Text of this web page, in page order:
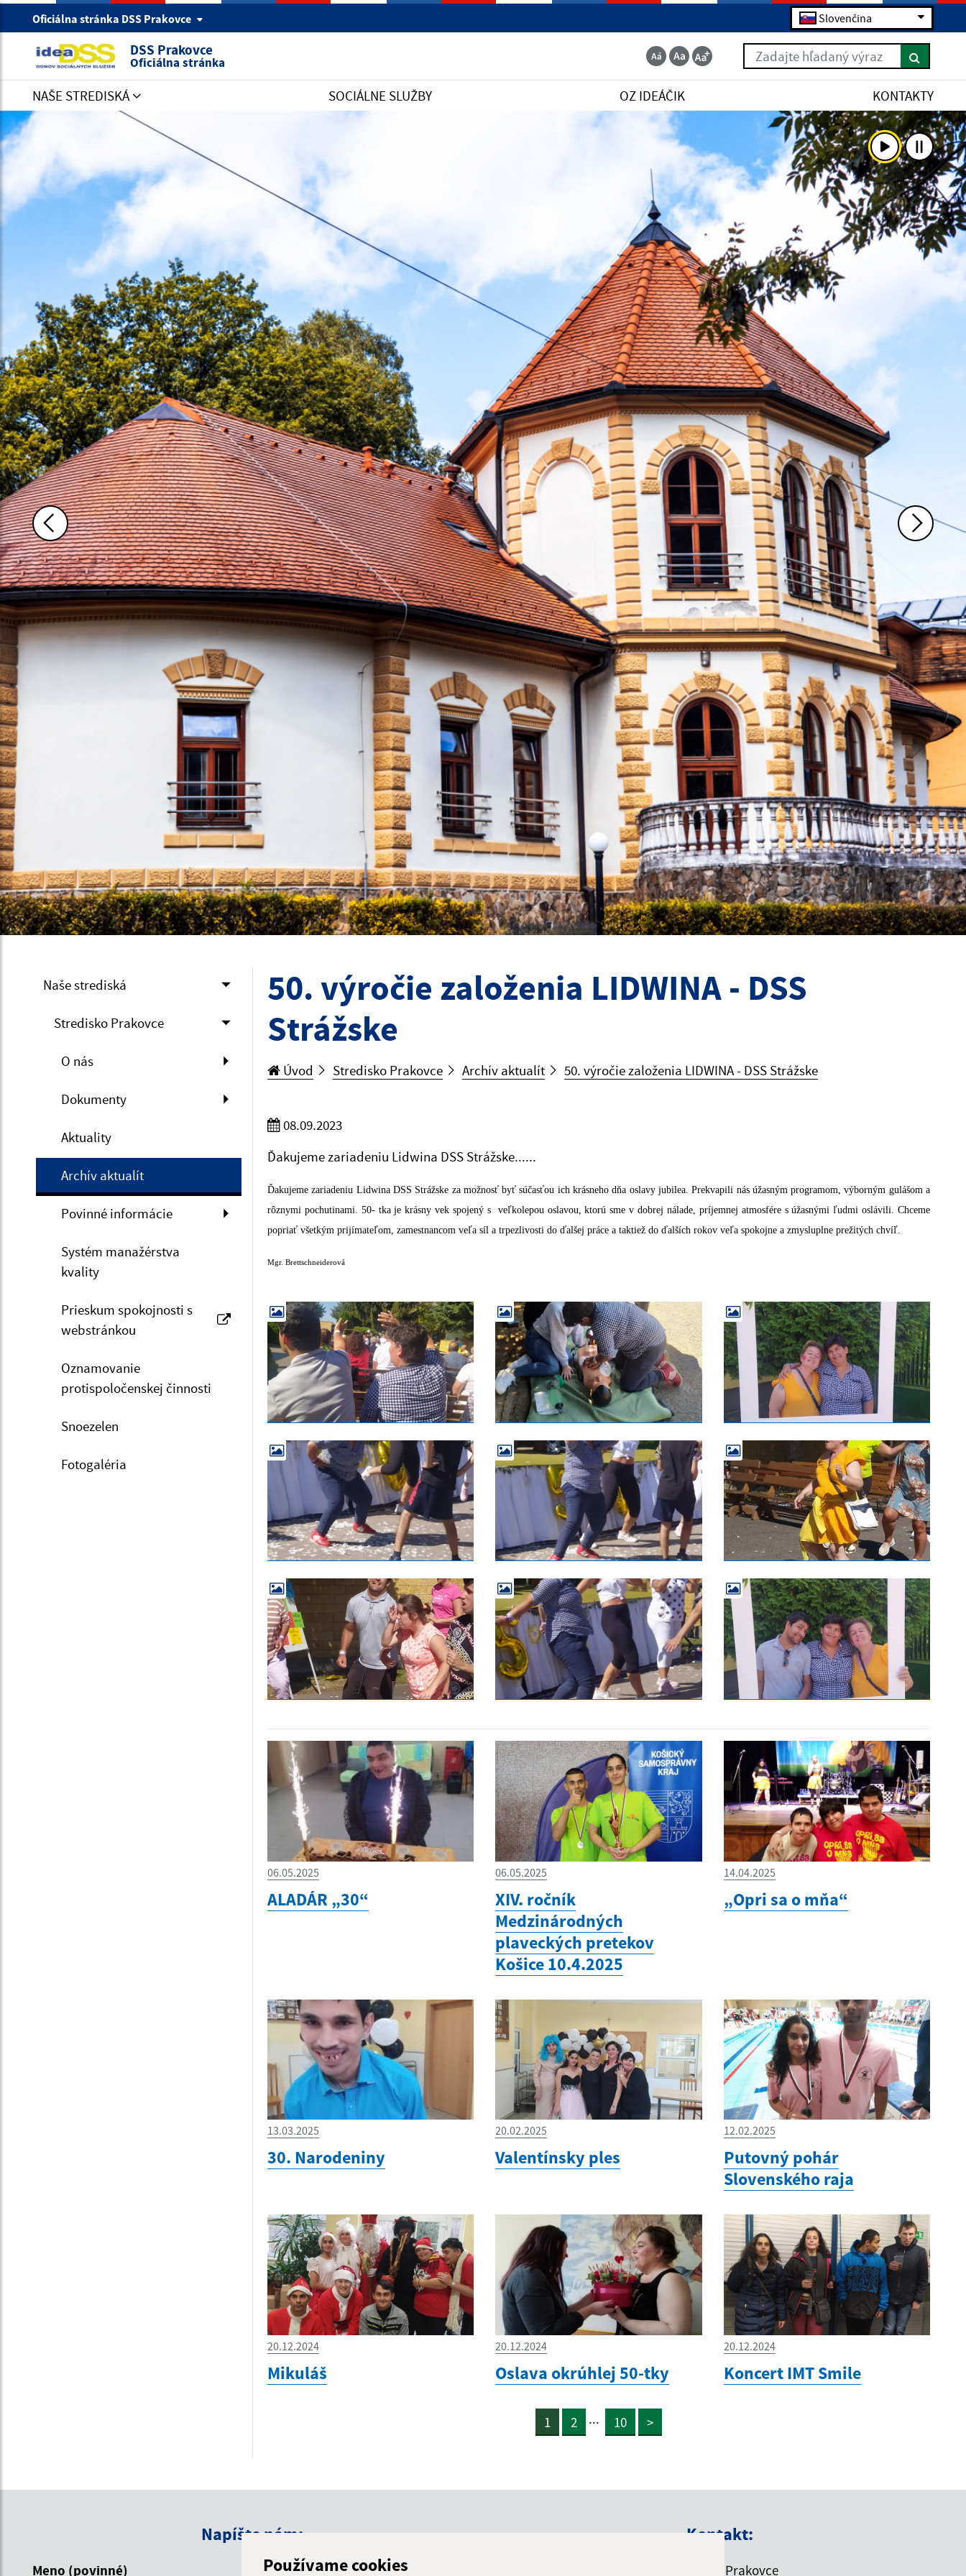
Používame cookies
Oficiálna stránka DSS Prakovce Slovenčina
DSS Prakovce
Oficiálna stránka
Zadajte hľadaný výraz
NAŠE STREDISKÁ SOCIÁLNE SLUŽBY OZ IDEÁČIK KONTAKTY
Naše strediská
Stredisko Prakovce
O nás
Dokumenty
Aktuality
Archív aktualít
Povinné informácie
Systém manažérstva
kvality
Prieskum spokojnosti s
webstránkou
Oznamovanie
protispoločenskej činnosti
Snoezelen
Fotogaléria
50. výročie založenia LIDWINA - DSS
Strážske
Úvod Stredisko Prakovce Archív aktualít 50. výročie založenia LIDWINA - DSS Strážske
08.09.2023
Ďakujeme zariadeniu Lidwina DSS Strážske......
Ďakujeme zariadeniu Lidwina DSS Strážske za možnosť byť súčasťou ich krásneho dňa oslavy jubilea.Prekvapili nás úžasným programom, výborným gulášom a
rôznymi pochutinami. 50- tka je krásny vek spojený s veľkolepou oslavou, ktorú sme v dobrej nálade, príjemnej atmosfére s úžasnými ľudmi oslávili. Chceme
popriať všetkým prijímateľom, zamestnancom veľa síl a trpezlivosti do ďalšej práce a taktiež do ďalších rokov veľa spokojne a zmysluplne prežitých chvíľ.
Mgr. Brettschneiderová
06.05.2025
ALADÁR „30“
06.05.2025
XIV. ročník
Medzinárodných
plaveckých pretekov
Košice 10.4.2025
14.04.2025
„Opri sa o mňa“
13.03.2025
30. Narodeniny
20.02.2025
Valentínsky ples
12.02.2025
Putovný pohár
Slovenského raja
20.12.2024
Mikuláš
20.12.2024
Oslava okrúhlej 50-tky
20.12.2024
Koncert IMT Smile
1 2 ... 10 >
Napíšte nám:
Meno (povinné) E-mailová adresa (povinné)
Kontakt:
IDEA – DSS Prakovce